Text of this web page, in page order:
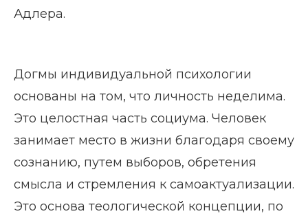
Адлера.
Догмы индивидуальной психологии
основаны на том, что личность неделима.
Это целостная часть социума. Человек
занимает место в жизни благодаря своему
сознанию, путем выборов, обретения
смысла и стремления к самоактуализации.
Это основа теологической концепции, по